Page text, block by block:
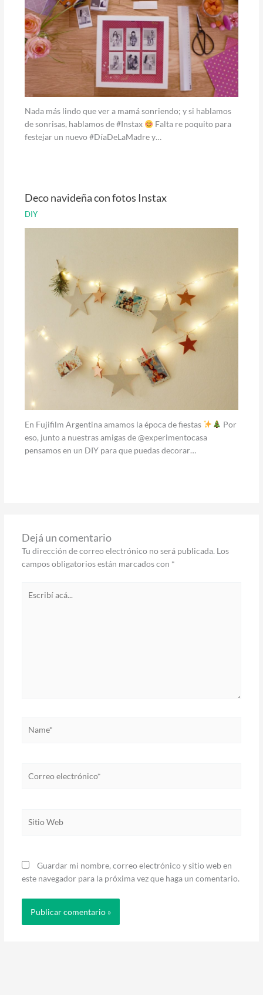
Nada más lindo que ver a mamá sonriendo; y si hablamos
de sonrisas, hablamos de #Instax
Falta re poquito para
festejar un nuevo #DíaDeLaMadre y…
Deco navideña con fotos Instax
DIY
En Fujifilm Argentina amamos la época de fiestas
Por
eso, junto a nuestras amigas de @experimentocasa
pensamos en un DIY para que puedas decorar…
Dejá un comentario
Tu dirección de correo electrónico no será publicada. Los
campos obligatorios están marcados con *
acá...
electrónico*
Web
Guardar mi nombre, correo electrónico y sitio web en
este navegador para la próxima vez que haga un comentario.